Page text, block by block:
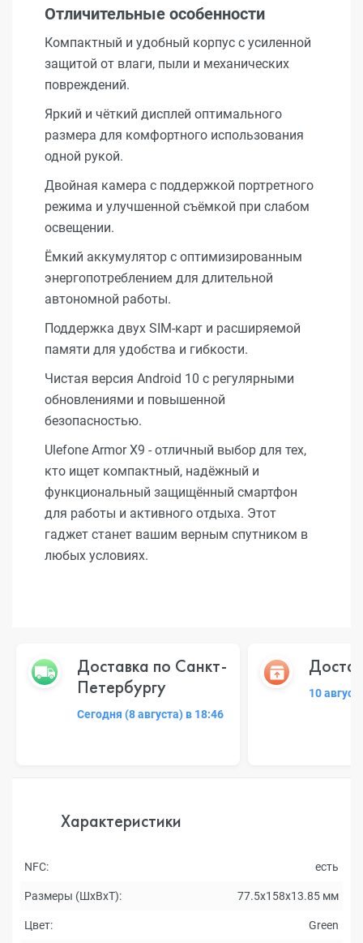
Отличительные особенности
Компактный и удобный корпус с усиленной
защитой от влаги, пыли и механических
повреждений.
Яркий и чёткий дисплей оптимального
размера для комфортного использования
одной рукой.
Двойная камера с поддержкой портретного
режима и улучшенной съёмкой при слабом
освещении.
Ёмкий аккумулятор с оптимизированным
энергопотреблением для длительной
автономной работы.
Поддержка двух SIM-карт и расширяемой
памяти для удобства и гибкости.
Чистая версия Android 10 с регулярными
обновлениями и повышенной
безопасностью.
Ulefone Armor X9 - отличный выбор для тех,
кто ищет компактный, надёжный и
функциональный защищённый смартфон
для работы и активного отдыха. Этот
гаджет станет вашим верным спутником в
любых условиях.
Доставка по Санкт-
Петербургу
Сегодня (8 августа) в 18:46
10
Характеристики
NFC: есть
Размеры (ШxВxТ): 77.5x158x13.85 мм
Цвет: Green